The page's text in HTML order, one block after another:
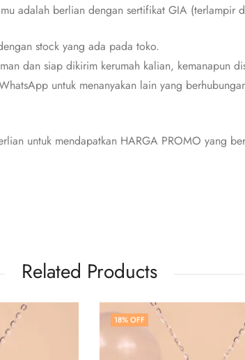
adalah berlian dengan sertifikat GIA (terlampir
stock yang ada pada toko.
dan siap dikirim kerumah kalian, kemanapun
untuk menanyakan lain yang
untuk mendapatkan HARGA PROMO yang
Related Products